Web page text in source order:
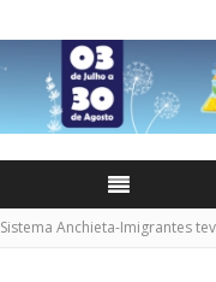
Sistema Anchieta-Imigrantes